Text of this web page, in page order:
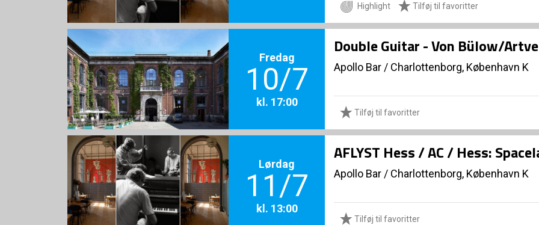
Highlight Tilføj til favoritter
Fredag
10/7
kl. 17:00
Double Guitar - Von Bülow/
Apollo Bar / Charlottenborg, København K
Tilføj til favoritter
Lørdag
11/7
kl. 13:00
AFLYST Hess / AC / Hess:
Apollo Bar / Charlottenborg, København K
Tilføj til favoritter